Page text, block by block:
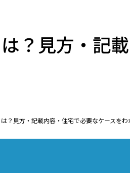
？見方・記
？見方・記載内容・住宅で必要なケースを